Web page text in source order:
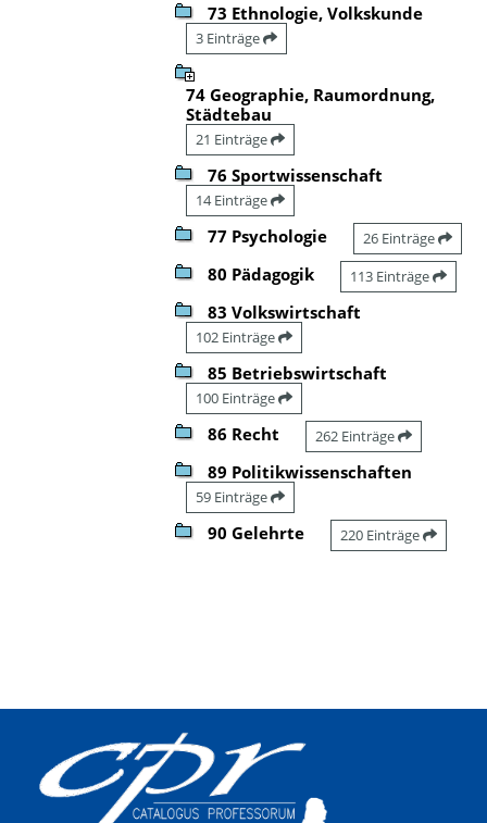
73 Ethnologie, Volkskunde
3 Einträge
74 Geographie, Raumordnung,
Städtebau
21 Einträge
76 Sportwissenschaft
14 Einträge
77 Psychologie 26 Einträge
80 Pädagogik 113 Einträge
83 Volkswirtschaft
102 Einträge
85 Betriebswirtschaft
100 Einträge
86 Recht 262 Einträge
89 Politikwissenschaften
59 Einträge
90 Gelehrte 220 Einträge